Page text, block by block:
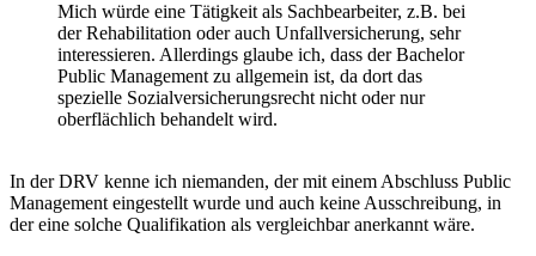
Mich würde eine Tätigkeit als Sachbearbeiter, z.B. bei
der Rehabilitation oder auch Unfallversicherung, sehr
interessieren. Allerdings glaube ich, dass der Bachelor
Public Management zu allgemein ist, da dort das
spezielle Sozialversicherungsrecht nicht oder nur
oberflächlich behandelt wird.
In der DRV kenne ich niemanden, der mit einem Abschluss Public
Management eingestellt wurde und auch keine Ausschreibung, in
der eine solche Qualifikation als vergleichbar anerkannt wäre.